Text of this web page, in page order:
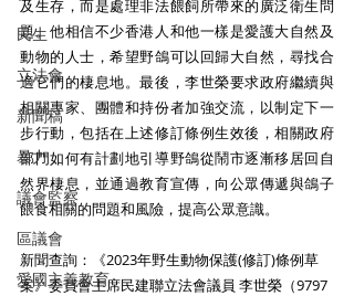
民生
立法會
新聞稿
暴力
議會監察
區議會
愛國主義教育
及生存，而是處理非法餵飼所帶來的廣泛衛生問
題。他相信不少香港人和他一樣是愛護大自然及
動物的人士，希望野鴿可以回歸大自然，尋找合
適它們的棲息地。最後，李世榮要求政府繼續與
相關專家、團體和持份者加強交流，以制定下一
步行動，包括在上述修訂條例生效後，相關政府
部門如何有計劃地引導野鴿從鬧市逐漸移居回自
然界棲息，並通過教育宣傳，向公眾傳遞與鴿子
餵食相關的問題和風險，提高公眾意識。
新聞查詢：《2023年野生動物保護(修訂)條例草
案》委員會主席民建聯立法會議員 李世榮（9797